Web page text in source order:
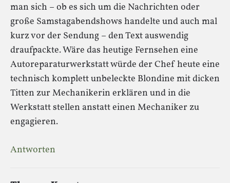
man sich – ob es sich um die Nachrichten oder
große Samstagabendshows handelte und auch mal
kurz vor der Sendung – den Text auswendig
draufpackte. Wäre das heutige Fernsehen eine
Autoreparaturwerkstatt würde der Chef heute eine
technisch komplett unbeleckte Blondine mit dicken
Titten zur Mechanikerin erklären und in die
Werkstatt stellen anstatt einen Mechaniker zu
engagieren.
Antworten